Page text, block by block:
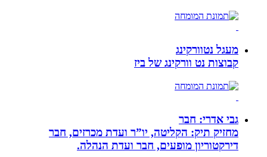
מעגל נטוורקינג
קבוצות נט וורקינג של ביז
גבי אדרי: חבר
מחזיק תיק: הקליטה, יו”ר ועדת מכרזים, חבר
דירקטוריון מופעים, חבר ועדת הנהלה.